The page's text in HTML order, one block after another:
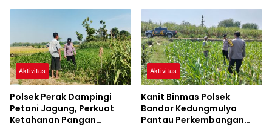
Pangan
Polres Jombang
Aktivitas
Polsek Perak Dampingi
Petani Jagung, Perkuat
Ketahanan Pangan
Aktivitas
Kanit Binmas Polsek
Bandar Kedungmulyo
Pantau Perkembangan